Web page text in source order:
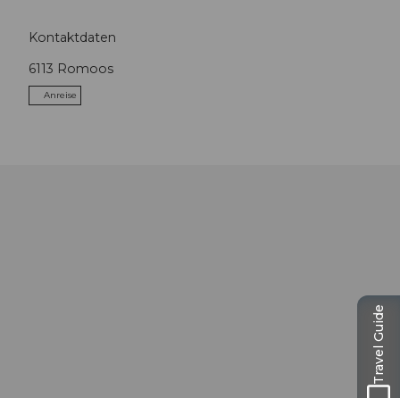
Kontaktdaten
6113 Romoos
Anreise
Travel Guide